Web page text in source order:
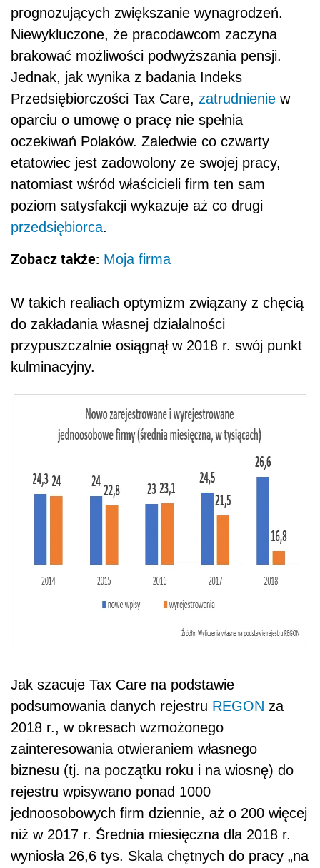
prognozujących zwiększanie wynagrodzeń.
Niewykluczone, że pracodawcom zaczyna
brakować możliwości podwyższania pensji.
Jednak, jak wynika z badania Indeks
Przedsiębiorczości Tax Care, zatrudnienie w
oparciu o umowę o pracę nie spełnia
oczekiwań Polaków. Zaledwie co czwarty
etatowiec jest zadowolony ze swojej pracy,
natomiast wśród właścicieli firm ten sam
poziom satysfakcji wykazuje aż co drugi
przedsiębiorca.
Zobacz także: Moja firma
W takich realiach optymizm związany z chęcią
do zakładania własnej działalności
przypuszczalnie osiągnął w 2018 r. swój punkt
kulminacyjny.
Jak szacuje Tax Care na podstawie
podsumowania danych rejestru REGON za
2018 r., w okresach wzmożonego
zainteresowania otwieraniem własnego
biznesu (tj. na początku roku i na wiosnę) do
rejestru wpisywano ponad 1000
jednoosobowych firm dziennie, aż o 200 więcej
niż w 2017 r. Średnia miesięczna dla 2018 r.
wyniosła 26,6 tys. Skala chętnych do pracy „na